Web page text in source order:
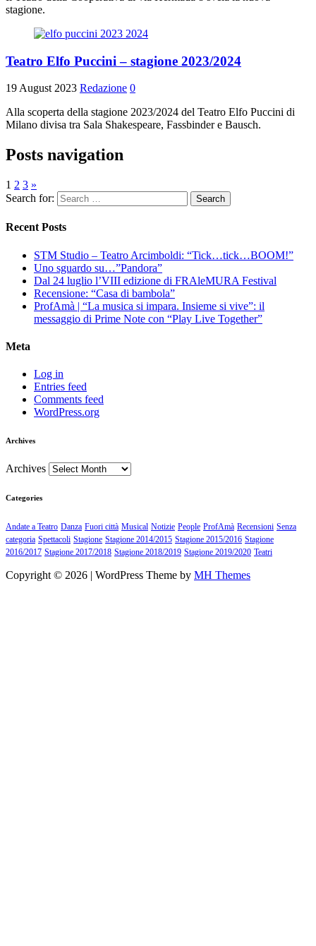
stagione.
Teatro Elfo Puccini – stagione 2023/2024
19 August 2023 Redazione 0
Alla scoperta della stagione 2023/2024 del Teatro Elfo Puccini di
Milano divisa tra Sala Shakespeare, Fassbinder e Bausch.
Posts navigation
1 2 3 »
Search for:
Recent Posts
STM Studio – Teatro Arcimboldi: “Tick…tick…BOOM!”
Uno sguardo su…”Pandora”
Dal 24 luglio l’VIII edizione di FRAleMURA Festival
Recensione: “Casa di bambola”
ProfAmà | “La musica si impara. Insieme si vive”: il
messaggio di Prime Note con “Play Live Together”
Meta
Log in
Entries feed
Comments feed
WordPress.org
Archives
Archives
Categories
Andate a Teatro Danza Fuori città Musical Notizie People ProfAmà Recensioni Senza
categoria Spettacoli Stagione Stagione 2014/2015 Stagione 2015/2016 Stagione
2016/2017 Stagione 2017/2018 Stagione 2018/2019 Stagione 2019/2020 Teatri
Copyright © 2026 | WordPress Theme by MH Themes